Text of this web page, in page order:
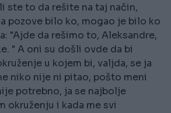
ste to da rešite na taj način,
pozove bilo ko, mogao je bilo ko
"Ajde da rešimo to, Aleksandre,
" A oni su došli ovde da bi
u kojem bi, valjda, se ja
niko nije ni pitao, pošto meni
potrebno, ja se najbolje
okruženju i kada me svi